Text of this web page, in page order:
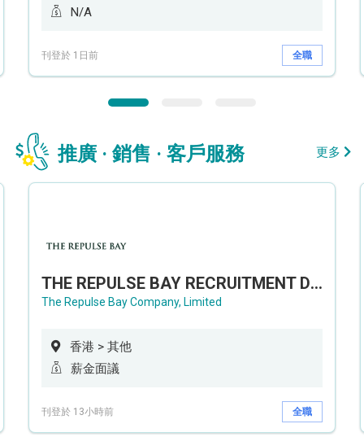
N/A
刊登於 1日前 全職
推廣 · 銷售 · 客戶服務 更多
THE REPULSE BAY RECRUITMENT DAY 淺水灣影灣園人才招聘會
The Repulse Bay Company, Limited
香港 > 其他
薪金面議
刊登於 13小時前 全職